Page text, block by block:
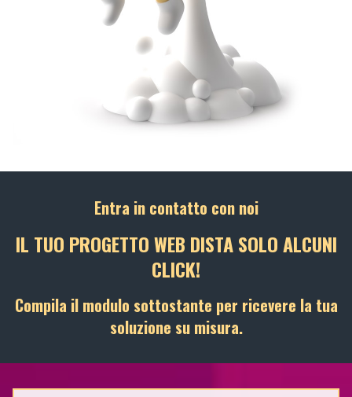
Entra in contatto con noi
IL TUO PROGETTO WEB DISTA SOLO ALCUNI
CLICK!
Compila il modulo sottostante per ricevere la tua
soluzione su misura.